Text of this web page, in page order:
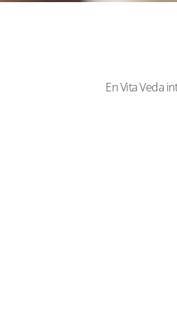
En Vita Veda